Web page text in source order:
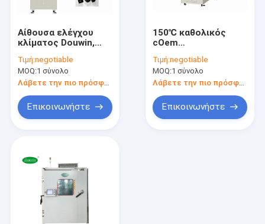
Αίθουσα ελέγχου
κλίματος Douwin,
αίθουσα
θερμοκρασίας του
ISO
Τιμή:negotiable
MOQ:1 σύνολο
Λάβετε την πιο πρόσφατη τιμή
Επικοινωνήστε
150℃ καθολικός
cOem
αιθουσών 408L
υγρασίας
θερμοκρασίας
Τιμή:negotiable
MOQ:1 σύνολο
Επικοινωνήστε